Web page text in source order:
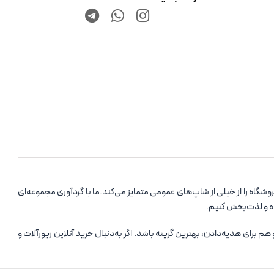
را از خیلی از شاپ‌های عمومی متمایز می‌کند.ما با گردآوری مجموعه‌ای
و لذت‌بخش کنیم.
هدیه‌دادن، بهترین گزینه باشد. اگر به‌دنبال خرید آنلاین زیورآلات و